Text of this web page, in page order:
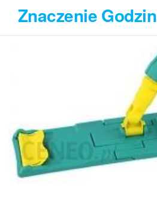
Przejdź
treści
Znaczenie Godzin